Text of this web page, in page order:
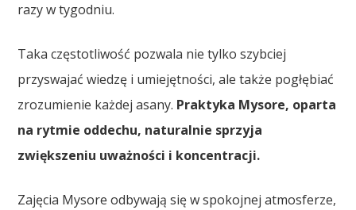
razy w tygodniu.
Taka częstotliwość pozwala nie tylko szybciej
przyswajać wiedzę i umiejętności, ale także pogłębiać
zrozumienie każdej asany. Praktyka Mysore, oparta
na rytmie oddechu, naturalnie sprzyja
zwiększeniu uważności i koncentracji.
Zajęcia Mysore odbywają się w spokojnej atmosferze,